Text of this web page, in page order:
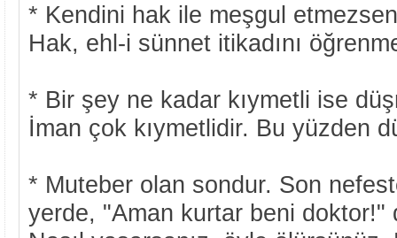
* Kendini hak ile meşgul
Hak, ehl-i sünnet itikadını
* Bir şey ne kadar kıymetli ise
İman çok kıymetlidir. Bu yüzden
* Muteber olan sondur. Son
yerde, "Aman kurtar beni doktor!"